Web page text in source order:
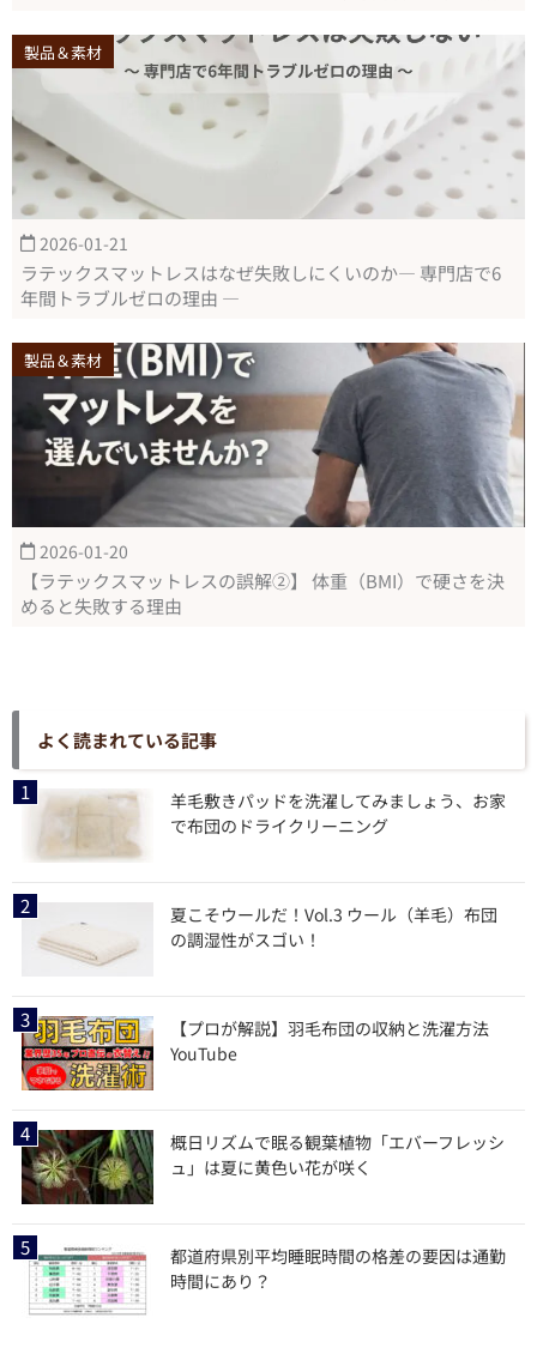
製品＆素材
2026-01-21
ラテックスマットレスはなぜ失敗しにくいのか― 専門店で6
年間トラブルゼロの理由 ―
製品＆素材
2026-01-20
【ラテックスマットレスの誤解②】 体重（BMI）で硬さを決
めると失敗する理由
よく読まれている記事
羊毛敷きパッドを洗濯してみましょう、お家
で布団のドライクリーニング
夏こそウールだ！Vol.3 ウール（羊毛）布団
の調湿性がスゴい！
【プロが解説】羽毛布団の収納と洗濯方法
YouTube
概日リズムで眠る観葉植物「エバーフレッシ
ュ」は夏に黄色い花が咲く
都道府県別平均睡眠時間の格差の要因は通勤
時間にあり？